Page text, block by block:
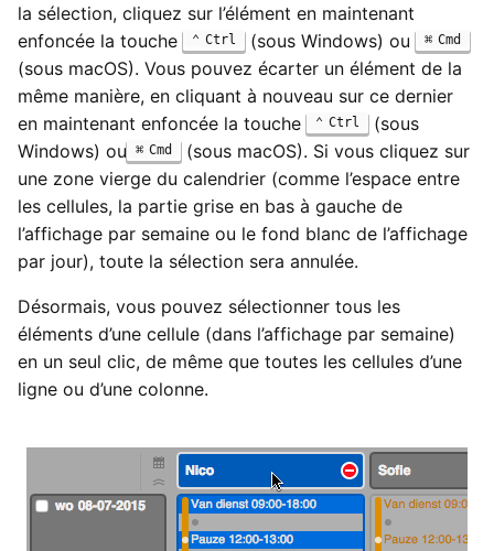
la sélection, cliquez sur l’élément en maintenant
enfoncée la touche
Ctrl (sous Windows) ou Cmd
(sous macOS). Vous pouvez écarter un élément de la
même manière, en cliquant à nouveau sur ce dernier
en maintenant enfoncée la touche
Ctrl
(sous
Windows) ou
Cmd
(sous macOS). Si vous cliquez sur
une zone vierge du calendrier (comme l’espace entre
les cellules, la partie grise en bas à gauche de
l’affichage par semaine ou le fond blanc de l’affichage
par jour), toute la sélection sera annulée.
Désormais, vous pouvez sélectionner tous les
éléments d’une cellule (dans l’affichage par semaine)
en un seul clic, de même que toutes les cellules d’une
ligne ou d’une colonne.